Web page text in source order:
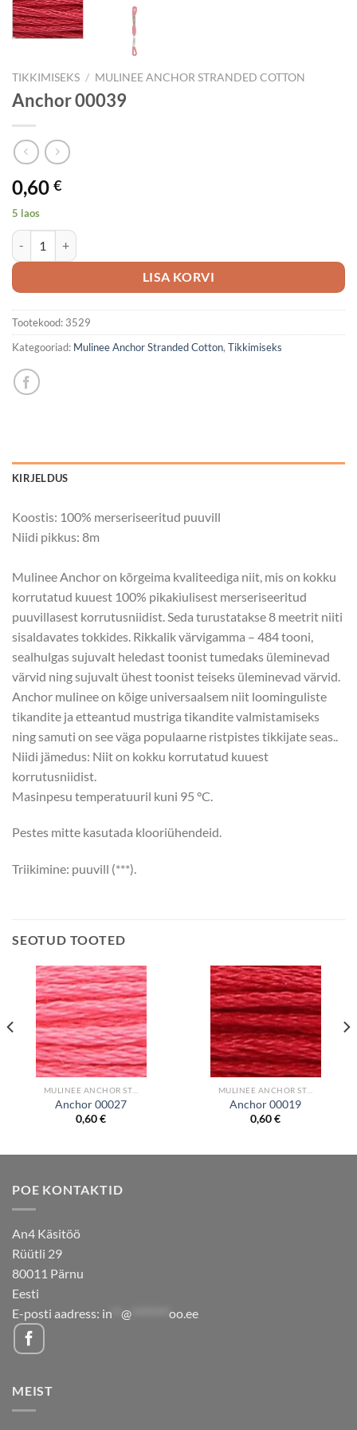
TIKKIMISEKS / MULINEE ANCHOR STRANDED COTTON
Anchor 00039
0,60 €
5 laos
Anchor 00039 kogus
LISA KORVI
Tootekood: 3529
Kategooriad: Mulinee Anchor Stranded Cotton, Tikkimiseks
KIRJELDUS
Koostis: 100% merseriseeritud puuvill
Niidi pikkus: 8m
Mulinee Anchor on kõrgeima kvaliteediga niit, mis on kokku
korrutatud kuuest 100% pikakiulisest merseriseeritud
puuvillasest korrutusniidist. Seda turustatakse 8 meetrit niiti
sisaldavates tokkides. Rikkalik värvigamma – 484 tooni,
sealhulgas sujuvalt heledast toonist tumedaks üleminevad
värvid ning sujuvalt ühest toonist teiseks üleminevad värvid.
Anchor mulinee on kõige universaalsem niit loominguliste
tikandite ja etteantud mustriga tikandite valmistamiseks
ning samuti on see väga populaarne ristpistes tikkijate seas..
Niidi jämedus: Niit on kokku korrutatud kuuest
korrutusniidist.
Masinpesu temperatuuril kuni 95 °C.
Pestes mitte kasutada klooriühendeid.
Triikimine: puuvill (***).
SEOTUD TOOTED
Anchor 00027
0,60€
Anchor 00019
0,60€
POE KONTAKTID
An4 Käsitöö
Rüütli 29
80011 Pärnu
Eesti
E-posti aadress: in @ oo.ee
MEIST